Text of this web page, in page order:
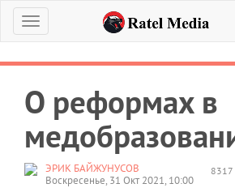
Меню
О реформах в
ЭРИК БАЙЖУНУСОВ
Воскресенье, 31 Окт 2021, 10:00